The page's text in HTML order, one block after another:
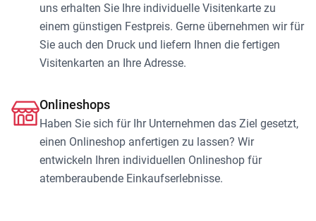
uns erhalten Sie Ihre individuelle Visitenkarte zu
einem günstigen Festpreis. Gerne übernehmen wir für
Sie auch den Druck und liefern Ihnen die fertigen
Visitenkarten an Ihre Adresse.
Onlineshops
Haben Sie sich für Ihr Unternehmen das Ziel gesetzt,
einen Onlineshop anfertigen zu lassen? Wir
entwickeln Ihren individuellen Onlineshop für
atemberaubende Einkaufserlebnisse.